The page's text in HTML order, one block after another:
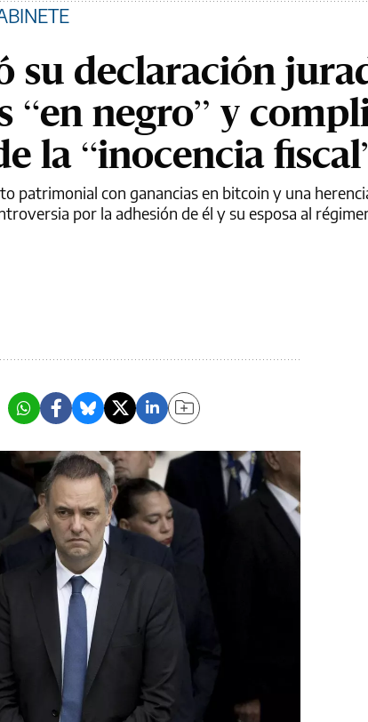
su declaración
negro” y
la “inocencia
patrimonial con ganancias en bitcoin y una
por la adhesión de él y su esposa al